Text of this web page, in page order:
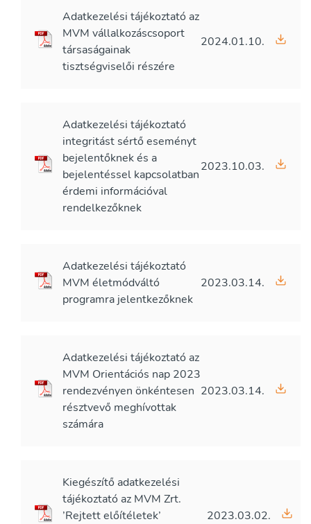
Adatkezelési tájékoztató az
MVM vállalkozáscsoport
társaságainak
tisztségviselői részére
2024.01.10.
Adatkezelési tájékoztató
integritást sértő eseményt
bejelentőknek és a
bejelentéssel kapcsolatban
érdemi információval
rendelkezőknek
2023.10.03.
Adatkezelési tájékoztató
MVM életmódváltó
programra jelentkezőknek
2023.03.14.
Adatkezelési tájékoztató az
MVM Orientációs nap 2023
rendezvényen önkéntesen
résztvevő meghívottak
számára
2023.03.14.
Kiegészítő adatkezelési
tájékoztató az MVM Zrt.
’Rejtett előítéletek’
2023.03.02.